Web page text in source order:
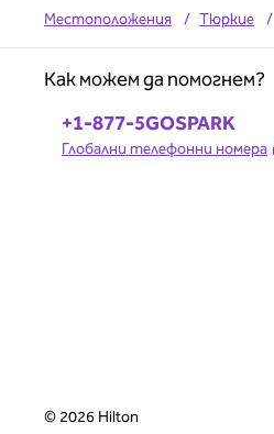
Местоположения / Тюркие /
Как можем да помогнем?
Телефон:
+1-877-5GOSPARK
Глобални телефонни номера
© 2026 Hilton